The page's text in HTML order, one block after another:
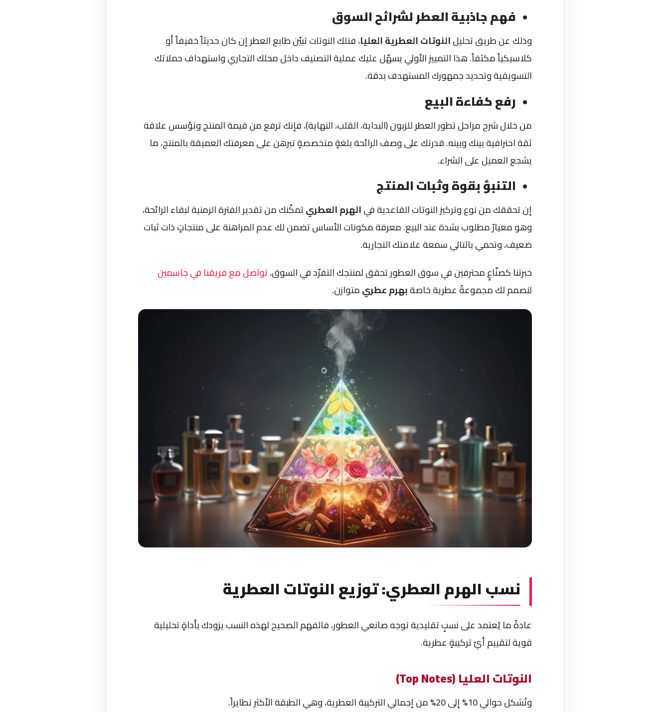
فهم جاذبية العطر لشرائح السوق
وذلك عن طريق تحليلالنوتات العطرية العليا، فتلك النوتات تبيّن طابع العطر إن كان حديثاً خفيفاً أو
كلاسيكياً مكثفاً. هذا التمييز الأولي يسهّل عليك عملية التصنيف داخل محلك التجاري واستهداف حملاتك
التسويقية وتحديد جمهورك المستهدف بدقة.
رفع كفاءة البيع
من خلال شرح مراحل تطور العطر للزبون (البداية، القلب، النهاية)، فإنك ترفع من قيمة المنتج وتؤسس علاقة
ثقة احترافية بينك وبينه. قدرتك على وصف الرائحة بلغةٍ متخصصةٍ تبرهن على معرفتك العميقة بالمنتج، ما
يشجع العميل على الشراء.
التنبؤ بقوة وثبات المنتج
إن تحققك من نوع وتركيز النوتات القاعدية فيالهرم العطريتمكّنك من تقدير الفترة الزمنية لبقاء الرائحة،
وهو معيارٌ مطلوب بشدة عند البيع. معرفة مكونات الأساس تضمن لك عدم المراهنة على منتجاتٍ ذات ثبات
ضعيف، وتحمي بالتالي سمعة علامتك التجارية.
خبرتنا كصنّاعٍ محترفين في سوق العطور تحقق لمنتجك التفرّد في السوق،تواصل مع فريقنا في جاسمين
لنصمم لك مجموعةً عطرية خاصةبهرم عطريمتوازن.
نسب الهرم العطري: توزيع النوتات العطرية
عادةً ما يًعتمد على نسبٍ تقليدية توجه صانعي العطور، فالفهم الصحيح لهذه النسب يزودك بأداةٍ تحليلية
قوية لتقييم أيّ تركيبةٍ عطرية.
النوتات العليا (Top Notes)
وتُشكل حوالي 10% إلى 20% من إجمالي التركيبة العطرية، وهي الطبقة الأكثر تطايراً.